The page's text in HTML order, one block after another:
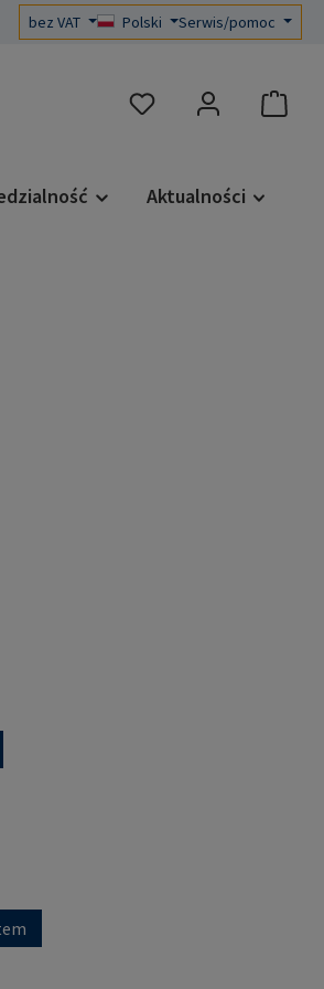
bez VAT Polski Serwis/pomoc
Masz 0 przedmioty na
Aktualności